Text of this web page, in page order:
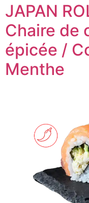
JAPAN
Chaire de
épicée /
Menthe